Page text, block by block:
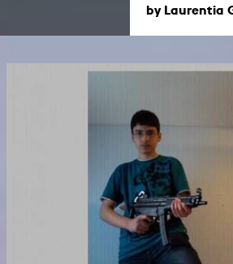
by Laurentia